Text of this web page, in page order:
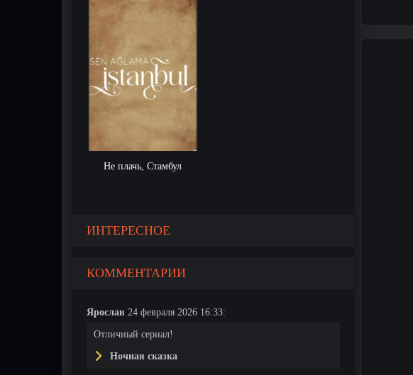
Не плачь, Стамбул
ИНТЕРЕСНОЕ
КОММЕНТАРИИ
Ярослав 24 февраля 2026 16:33:
Отличный сериал!
Ночная сказка